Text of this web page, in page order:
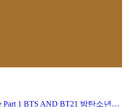
BT21 Characters In Real Life Part 1 BTS AND BT21 방탄소년단 BT21 BT21아가들은 아빠조아 따라쟁이들 BTS Vs BT21 Mp3